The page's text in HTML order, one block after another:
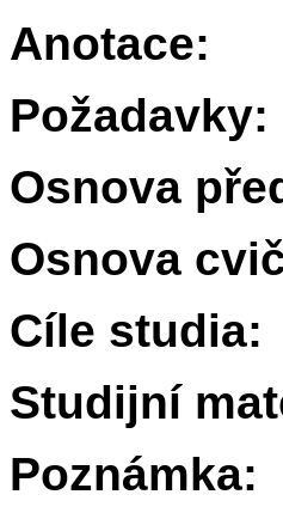
Anotace:
Požadavky:
Osnova
Osnova
Cíle studia:
Studijní
Poznámka: